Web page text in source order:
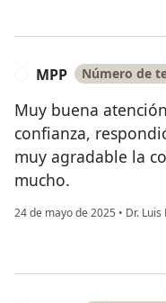
MPP Número de
Muy buena
confianza,
muy agradable la
mucho.
24 de mayo de 2025 • Dr.